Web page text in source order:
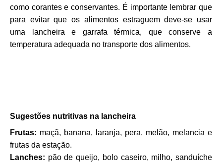
como corantes e conservantes. É importante lembrar que
para evitar que os alimentos estraguem deve-se usar
uma lancheira e garrafa térmica, que conserve a
temperatura adequada no transporte dos alimentos.
Sugestões nutritivas na lancheira
Frutas: maçã, banana, laranja, pera, melão, melancia e
frutas da estação.
Lanches: pão de queijo, bolo caseiro, milho, sanduíche